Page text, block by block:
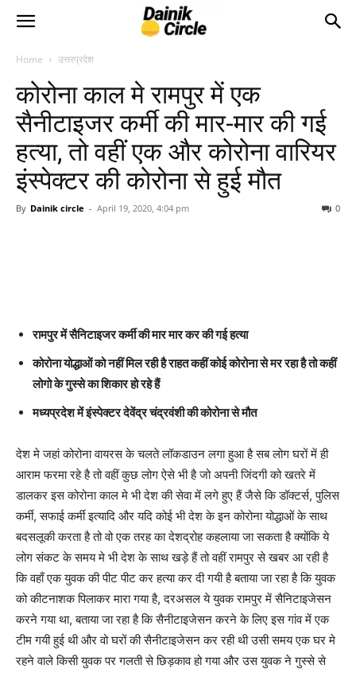
Home उत्तरप्रदेश
कोरोना काल मे रामपुर में एक
सैनीटाइजर कर्मी की मार-मार की गई
हत्या, तो वहीं एक और कोरोना वारियर
इंस्पेक्टर की कोरोना से हुई मौत
By Dainik circle - April 19, 2020, 4:04 pm 0
रामपुर में सैनिटाइजर कर्मी की मार मार कर की गई हत्या
कोरोना योद्धाओं को नहीं मिल रही है राहत कहीं कोई कोरोना से मर रहा है तो कहीं
लोगो के गुस्से का शिकार हो रहे हैं
मध्यप्रदेश में इंस्पेक्टर देवेंद्र चंद्रवंशी की कोरोना से मौत
देश मे जहां कोरोना वायरस के चलते लॉकडाउन लगा हुआ है सब लोग घरों में ही
आराम फरमा रहे है तो वहीं कुछ लोग ऐसे भी है जो अपनी जिंदगी को खतरे में
डालकर इस कोरोना काल मे भी देश की सेवा में लगे हुए हैं जैसे कि डॉक्टर्स, पुलिस
कर्मी, सफाई कर्मी इत्यादि और यदि कोई भी देश के इन कोरोना योद्धाओं के साथ
बदसलूकी करता है तो वो एक तरह का देशद्रोह कहलाया जा सकता है क्योंकि ये
लोग संकट के समय मे भी देश के साथ खड़े हैं तो वहीं रामपुर से खबर आ रही है
कि वहाँ एक युवक की पीट पीट कर हत्या कर दी गयी है बताया जा रहा है कि युवक
को कीटनाशक पिलाकर मारा गया है, दरअसल ये युवक रामपुर में सैनिटाइजेसन
करने गया था, बताया जा रहा है कि सैनीटाइजेसन करने के लिए इस गांव में एक
टीम गयी हुई थी और वो घरों की सैनीटाइजेसन कर रही थी उसी समय एक घर मे
रहने वाले किसी युवक पर गलती से छिड़काव हो गया और उस युवक ने गुस्से से